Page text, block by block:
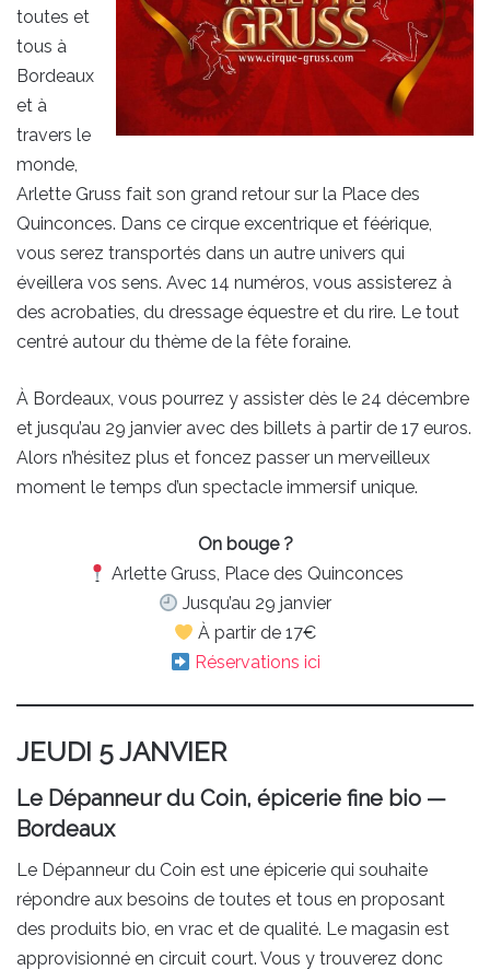
toutes et
tous à
Bordeaux
et à
travers le
monde,
Arlette Gruss fait son grand retour sur la Place des
Quinconces. Dans ce cirque excentrique et féérique,
vous serez transportés dans un autre univers qui
éveillera vos sens. Avec 14 numéros, vous assisterez à
des acrobaties, du dressage équestre et du rire. Le tout
centré autour du thème de la fête foraine.
À Bordeaux, vous pourrez y assister dès le 24 décembre
et jusqu’au 29 janvier avec des billets à partir de 17 euros.
Alors n’hésitez plus et foncez passer un merveilleux
moment le temps d’un spectacle immersif unique.
On bouge ?
Arlette Gruss, Place des Quinconces
Jusqu’au 29 janvier
À partir de 17€
Réservations ici
JEUDI 5 JANVIER
Le Dépanneur du Coin, épicerie fine bio —
Bordeaux
Le Dépanneur du Coin est une épicerie qui souhaite
répondre aux besoins de toutes et tous en proposant
des produits bio, en vrac et de qualité. Le magasin est
approvisionné en circuit court. Vous y trouverez donc